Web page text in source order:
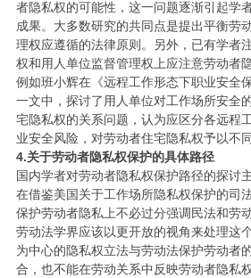
者隐私权的可能性，这一问题逐渐引起学
成果。大多数研究的共同点是提出平衡劳
理权应遵循的法律原则。另外，已有学者
权和用人单位监督管理权上应注意劳动者
例如班小辉在《远程工作形态下职业安全
一文中，探讨了用人单位对工作场所安全
宅隐私权的关系问题，认为应区分各远程
业安全风险，对劳动者住宅隐私权予以不
4.关于劳动者隐私权保护的具体路径
国内学者对劳动者隐私权保护路径的探讨
在借鉴美国关于工作场所隐私权保护的司
保护劳动者隐私上不必过分强调民法和劳
劳动法学界应该以更开放的视角来处理这
为中心的隐私权立法与劳动法保护劳动者
合，也不能在劳动关系中反映劳动者隐私